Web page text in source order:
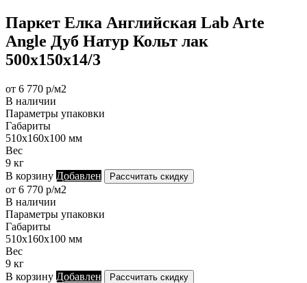
Паркет Елка Английская Lab Arte
Angle Дуб Натур Кольт лак
500х150х14/3
от 6 770 р/м2
В наличии
Параметры упаковки
Габариты
510х160х100 мм
Вес
9 кг
В корзину Добавлен Рассчитать скидку
от 6 770 р/м2
В наличии
Параметры упаковки
Габариты
510х160х100 мм
Вес
9 кг
В корзину Добавлен Рассчитать скидку